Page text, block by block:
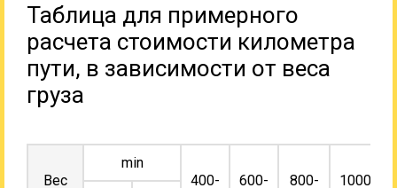
Таблица для примерного
расчета стоимости километра
пути, в зависимости от веса
груза
Вес
min
400-
600-
800-
1000-